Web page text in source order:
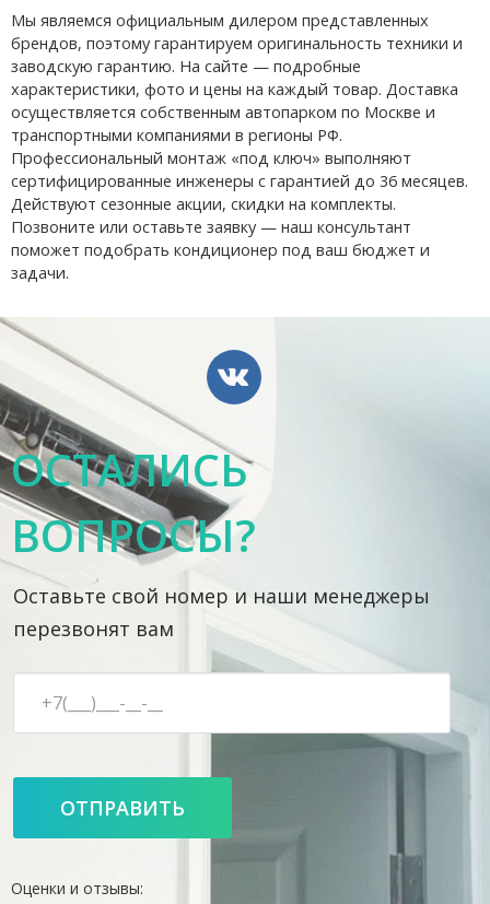
Мы являемся официальным дилером представленных
брендов, поэтому гарантируем оригинальность техники и
заводскую гарантию. На сайте — подробные
характеристики, фото и цены на каждый товар. Доставка
осуществляется собственным автопарком по Москве и
транспортными компаниями в регионы РФ.
Профессиональный монтаж «под ключ» выполняют
сертифицированные инженеры с гарантией до 36 месяцев.
Действуют сезонные акции, скидки на комплекты.
Позвоните или оставьте заявку — наш консультант
поможет подобрать кондиционер под ваш бюджет и
задачи.
ОСТАЛИСЬ
ВОПРОСЫ?
Оставьте свой номер и наши менеджеры
перезвонят вам
Оценки и отзывы: